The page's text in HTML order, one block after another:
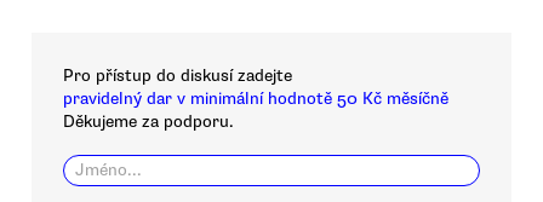
Pro přístup do diskusí zadejte
pravidelný dar v minimální hodnotě 50 Kč měsíčně
Děkujeme za podporu.